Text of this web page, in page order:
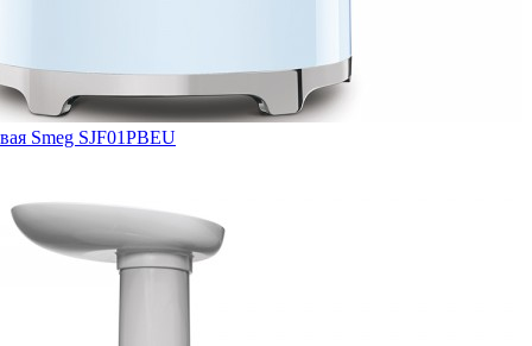
Smeg SJF01PBEU